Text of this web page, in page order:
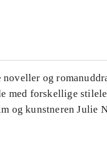
noveller og
med forskellige
og kunstneren Julie